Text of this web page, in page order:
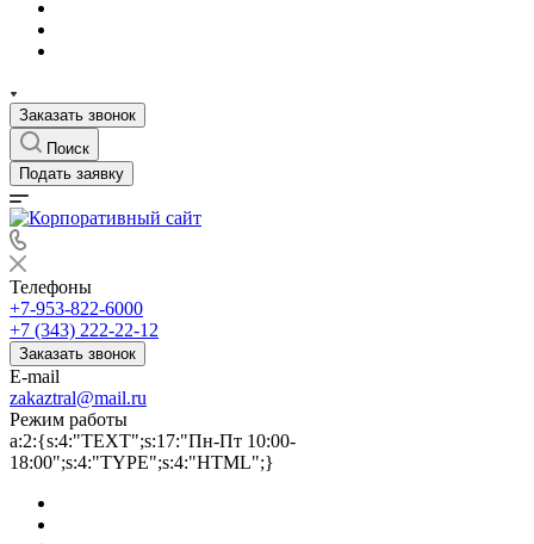
Заказать звонок
Поиск
Подать заявку
Телефоны
+7-953-822-6000
+7 (343) 222-22-12
Заказать звонок
E-mail
zakaztral@mail.ru
Режим работы
a:2:{s:4:"TEXT";s:17:"Пн-Пт 10:00-
18:00";s:4:"TYPE";s:4:"HTML";}